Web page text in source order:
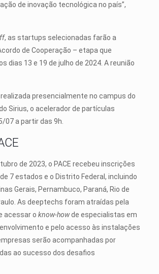
de inovação tecnológica no país”,
, as startups selecionadas farão a
de Cooperação – etapa que
dias 13 e 19 de julho de 2024. A reunião
presencialmente no campus do
Sirius, o acelerador de partículas
07 a partir das 9h.
de 2023, o PACE recebeu inscrições
7 estados e o Distrito Federal, incluindo
Gerais, Pernambuco, Paraná, Rio de
As deeptechs foram atraídas pela
acessar o know-howde especialistas em
e pelo acesso às instalações
serão acompanhadas por
ao sucesso dos desafios